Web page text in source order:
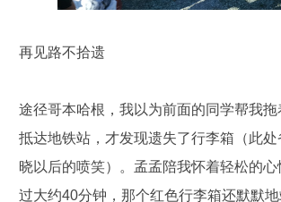
再见路不拾遗
途径哥本哈根，我以为前面的同学帮我拖
抵达地铁站，才发现遗失了行李箱（此
晓以后的喷笑）。孟孟陪我怀着轻松的
过大约40分钟，那个红色行李箱还默默